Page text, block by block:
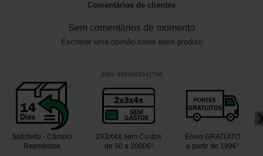
Comentários de clientes
Sem comentários de momento
Escrever uma opinião sobre esse produto
EAN: 5999095341790
Satisfeito - Câmbio
Reembolso
2X3X4X sem Custos
de 50 a 2000€²
Envio GRATUITO
a partir de 199€¹